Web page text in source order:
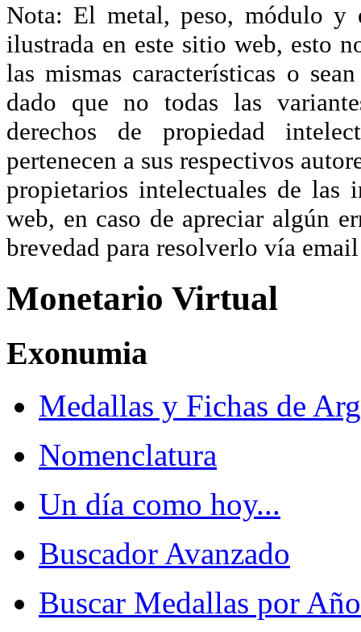
Nota: El metal, peso, módulo y
ilustrada en este sitio web, esto
las mismas características o
dado que no todas las
derechos de propiedad
pertenecen a sus respectivos
propietarios intelectuales de las
web, en caso de apreciar algún
brevedad para resolverlo vía
Monetario Virtual
Exonumia
Medallas y Fichas de
Nomenclatura
Un día como hoy...
Buscador Avanzado
Buscar Medallas por Año